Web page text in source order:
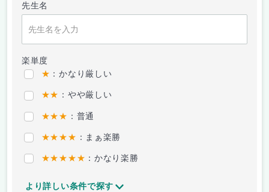
先生名
楽単度
★ ：かなり厳しい
★★ ：やや厳しい
★★★ ：普通
★★★★ ：まぁ楽勝
★★★★★ ：かなり楽勝
より詳しい条件で探す